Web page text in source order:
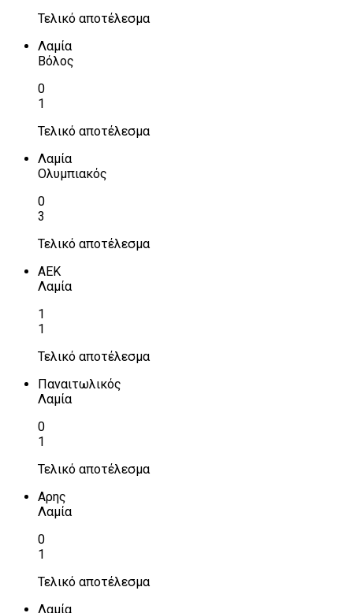
Τελικό αποτέλεσμα
Λαμία
Βόλος
0
1
Τελικό αποτέλεσμα
Λαμία
Ολυμπιακός
0
3
Τελικό αποτέλεσμα
ΑΕΚ
Λαμία
1
1
Τελικό αποτέλεσμα
Παναιτωλικός
Λαμία
0
1
Τελικό αποτέλεσμα
Αρης
Λαμία
0
1
Τελικό αποτέλεσμα
Λαμία